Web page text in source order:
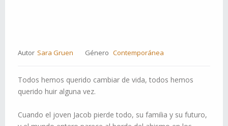
Autor Sara Gruen Género Contemporánea
Todos hemos querido cambiar de vida, todos hemos
querido huir alguna vez.
Cuando el joven Jacob pierde todo, su familia y su futuro,